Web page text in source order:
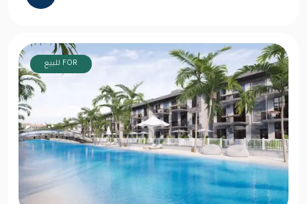
FOR للبيع